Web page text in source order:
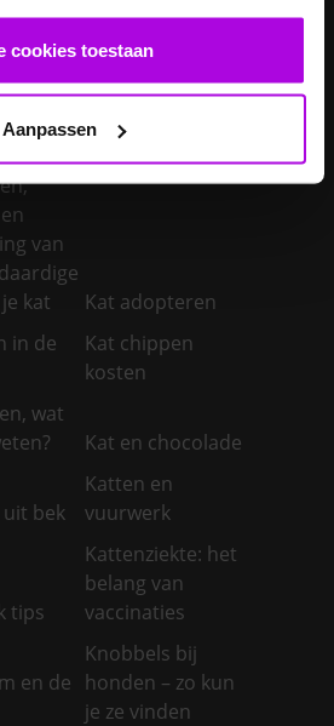
cookies toestaan
Aanpassen
Je konijn laten
steriliseren
katten:
van
kat
Kat adopteren
in de
Kat chippen
kosten
wat
Kat en chocolade
bek
Katten en
vuurwerk
tips
Kattenziekte: het
belang van
vaccinaties
en de
Knobbels bij
honden – zo kun
je ze vinden